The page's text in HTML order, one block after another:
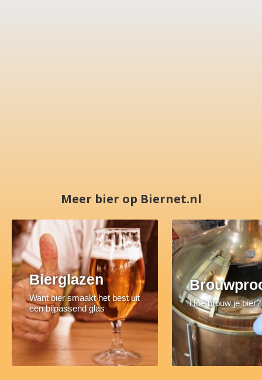
Meer bier op Biernet.nl
Bierglazen
Want bier smaakt het best uit
een bijpassend glas
Hoe brouw je bier?